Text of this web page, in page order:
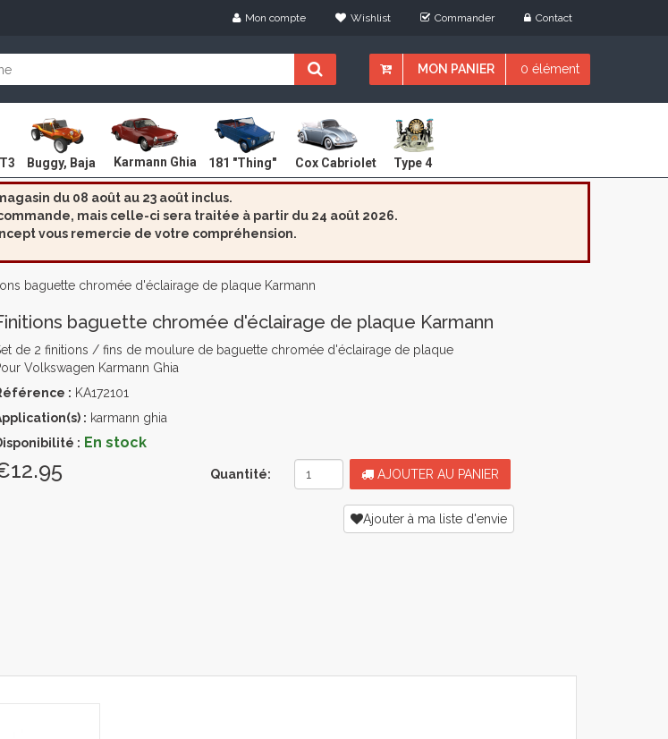
Mon compte Wishlist Commander Contact
MON PANIER 0 élément
Buggy, Baja Karmann Ghia 181 "Thing" Cox Cabriolet Type 4
du 08 août au 23 août inclus.
mais celle-ci sera traitée à partir du 24 août 2026.
vous remercie de votre compréhension.
baguette chromée d'éclairage de plaque Karmann
baguette chromée d'éclairage de plaque Karmann
de 2 finitions / fins de moulure de baguette chromée d'éclairage de plaque
Volkswagen Karmann Ghia
: KA172101
: karmann ghia
: En stock
Quantité: AJOUTER AU PANIER
Ajouter à ma liste d'envie